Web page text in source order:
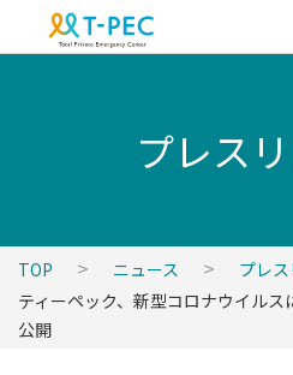
プレス
TOP ニュース
プレ
ティーペック、新型コロナウイル
公開